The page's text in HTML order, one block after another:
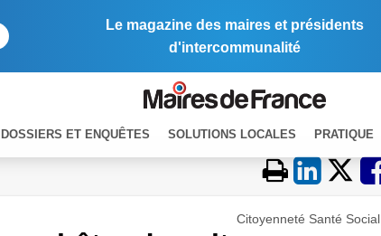
Le magazine des maires et présidents
d'intercommunalité
DOSSIERS ET ENQUÊTES SOLUTIONS LOCALES PRATIQUE
Citoyenneté Santé Social